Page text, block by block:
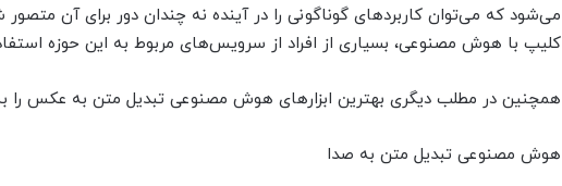
می‌شود که می‌توان کاربردهای گوناگونی را در آینده نه چندان دور برای آن
کلیپ با هوش مصنوعی، بسیاری از افراد از سرویس‌های مربوط به این حوزه
همچنین در مطلب دیگری بهترین ابزارهای هوش مصنوعی تبدیل متن به عکس را
هوش مصنوعی تبدیل متن به صدا